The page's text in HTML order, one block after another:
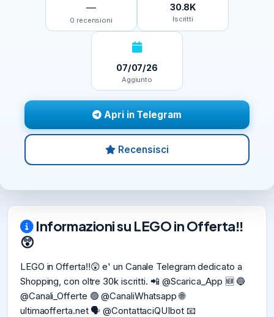
—
0 recensioni
30.8K
Iscritti
07/07/26
Aggiunto
Apri in Telegram
Recensisci
Informazioni su LEGO in Offerta‼️
😲
LEGO in Offerta‼️😲 e' un Canale Telegram dedicato a
Shopping, con oltre 30k iscritti. 📲 @Scarica_App 🆕 🔵
@Canali_Offerte 🟢 @CanaliWhatsapp 🌐
ultimaofferta.net 🗣️ @ContattaciQUIbot 📧